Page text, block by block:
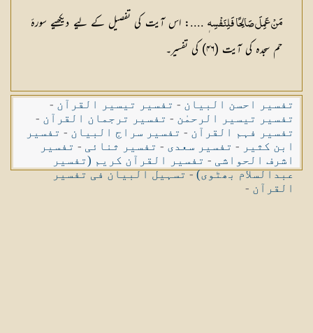
حافظ عبدالسلام بن محمد
مَنْ عَمِلَ صَالِحًا فَلِنَفْسِهٖ ....: اس آیت کی تفصیل کے لیے دیکھیے سورۂ
حم سجدہ کی آیت (۴۶) کی تفسیر۔
تفسیر احسن البیان - تفسیر تیسیر القرآن -
تفسیر تیسیر الرحمٰن - تفسیر ترجمان القرآن -
تفسیر فہم القرآن - تفسیر سراج البیان - تفسیر
ابن کثیر - تفسیر سعدی - تفسیر ثنائی - تفسیر
اشرف الحواشی - تفسیر القرآن کریم (تفسیر
عبدالسلام بھٹوی)-تسہیل البیان فی تفسیر
القرآن -